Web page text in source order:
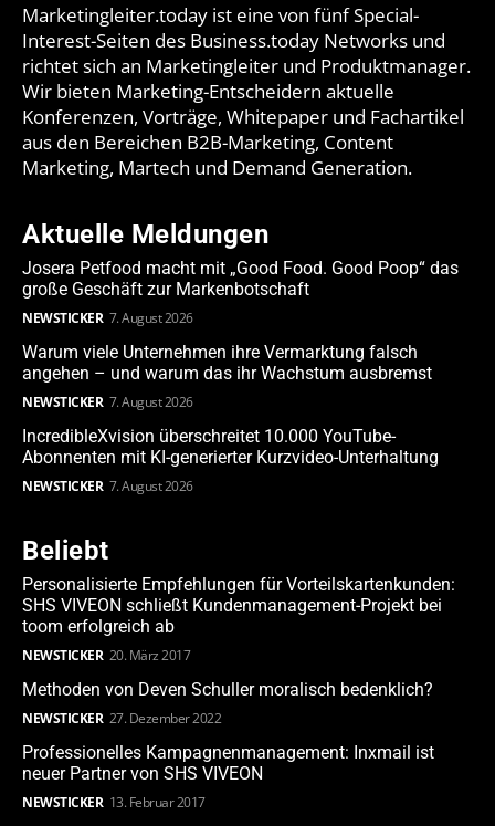
Marketingleiter.today ist eine von fünf Special-
Interest-Seiten des Business.today Networks und
richtet sich an Marketingleiter und Produktmanager.
Wir bieten Marketing-Entscheidern aktuelle
Konferenzen, Vorträge, Whitepaper und Fachartikel
aus den Bereichen B2B-Marketing, Content
Marketing, Martech und Demand Generation.
Aktuelle Meldungen
Josera Petfood macht mit „Good Food. Good Poop“ das
große Geschäft zur Markenbotschaft
NEWSTICKER 7. August 2026
Warum viele Unternehmen ihre Vermarktung falsch
angehen – und warum das ihr Wachstum ausbremst
NEWSTICKER 7. August 2026
IncredibleXvision überschreitet 10.000 YouTube-
Abonnenten mit KI-generierter Kurzvideo-Unterhaltung
NEWSTICKER 7. August 2026
Beliebt
Personalisierte Empfehlungen für Vorteilskartenkunden:
SHS VIVEON schließt Kundenmanagement-Projekt bei
toom erfolgreich ab
NEWSTICKER 20. März 2017
Methoden von Deven Schuller moralisch bedenklich?
NEWSTICKER 27. Dezember 2022
Professionelles Kampagnenmanagement: Inxmail ist
neuer Partner von SHS VIVEON
NEWSTICKER 13. Februar 2017